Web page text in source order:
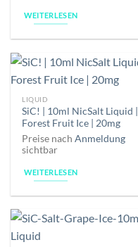
WEITERLESEN
LIQUID
SiC! | 10ml NicSalt Liquid |
Forest Fruit Ice | 20mg
Preise nachAnmeldung
sichtbar
WEITERLESEN